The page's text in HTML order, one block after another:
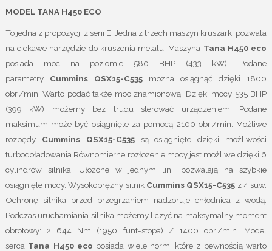
MODEL TANA H450 ECO
To jedna z propozycji z serii E. Jedna z trzech maszyn kruszarki pozwala
na ciekawe narzędzie do kruszenia metalu. Maszyna Tana H450 eco
posiada moc na poziomie 580 BHP (433 kW). Podane
parametry Cummins QSX15-C535 można osiągnąć dzięki 1800
obr./min. Warto podać także moc znamionową. Dzięki mocy 535 BHP
(399 kW) możemy bez trudu sterować urządzeniem. Podane
maksimum może być osiągnięte za pomocą 2100 obr./min. Możliwe
rozpędy Cummins QSX15-C535 są osiągnięte dzięki możliwości
turbodoładowania Równomierne rozłożenie mocy jest możliwe dzięki 6
cylindrów silnika. Ułożone w jednym linii pozwalają na szybkie
osiągnięte mocy. Wysokoprężny silnik Cummins QSX15-C535 z 4 suw.
Ochronę silnika przed przegrzaniem nadzoruje chłodnica z wodą.
Podczas uruchamiania silnika możemy liczyć na maksymalny moment
obrotowy: 2 644 Nm (1950 funt-stopa) / 1400 obr./min. Model
serca Tana H450 eco posiada wiele norm, które z pewnością warto